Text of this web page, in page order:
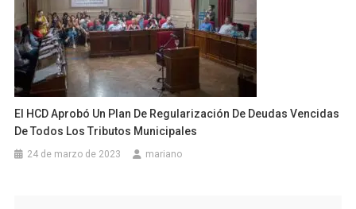
El HCD Aprobó Un Plan De Regularización De Deudas Vencidas
De Todos Los Tributos Municipales
24 de marzo de 2023 mariano